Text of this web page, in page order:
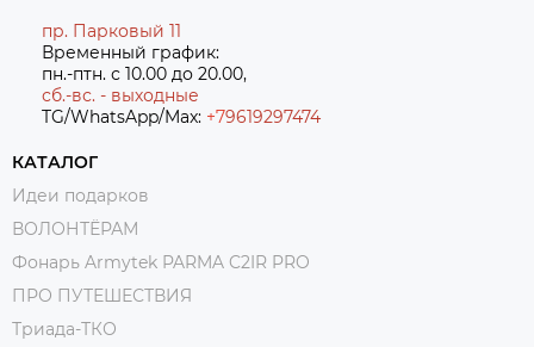
пр. Парковый 11
Временный график:
пн.-птн. с 10.00 до 20.00,
сб.-вс. - выходные
TG/WhatsApp/Max: +79619297474
КАТАЛОГ
Идеи подарков
ВОЛОНТЁРАМ
Фонарь Armytek PARMA C2IR PRO
ПРО ПУТЕШЕСТВИЯ
Триада-ТКО